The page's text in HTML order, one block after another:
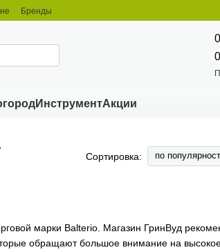
Бренды
ИнструментАкции
Сортировка: по
марки Balterio. Магазин ГринВуд
обращают большое внимание на высокое